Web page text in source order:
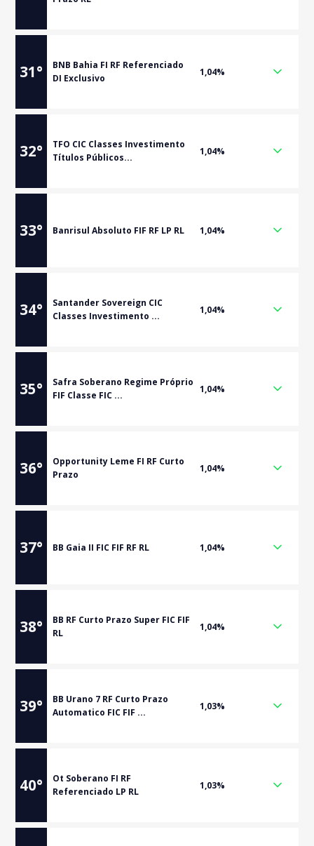
31°
BNB Bahia FI RF Referenciado
DI Exclusivo
1,04%
32°
TFO CIC Classes Investimento
Títulos Públicos...
1,04%
33° Banrisul Absoluto FIF RF LP RL 1,04%
34°
Santander Sovereign CIC
Classes Investimento ...
1,04%
35°
Safra Soberano Regime Próprio
FIF Classe FIC ...
1,04%
36°
Opportunity Leme FI RF Curto
Prazo
1,04%
37° BB Gaia II FIC FIF RF RL 1,04%
38°
BB RF Curto Prazo Super FIC FIF
RL
1,04%
39°
BB Urano 7 RF Curto Prazo
Automatico FIC FIF ...
1,03%
40°
Ot Soberano FI RF
Referenciado LP RL
1,03%